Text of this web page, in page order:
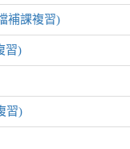
補課複習)
習)
習)